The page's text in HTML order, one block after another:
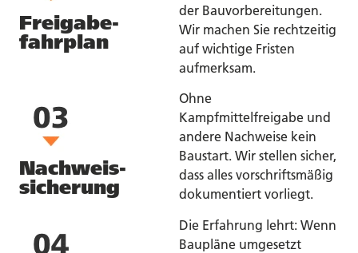
Freigabe-
fahrplan
der Bauvorbereitungen.
Wir machen Sie rechtzeitig
auf wichtige Fristen
aufmerksam.
Nachweis-
sicherung
Ohne
Kampfmittelfreigabe und
andere Nachweise kein
Baustart. Wir stellen sicher,
dass alles vorschriftsmäßig
dokumentiert vorliegt.
Die Erfahrung lehrt: Wenn
Baupläne umgesetzt